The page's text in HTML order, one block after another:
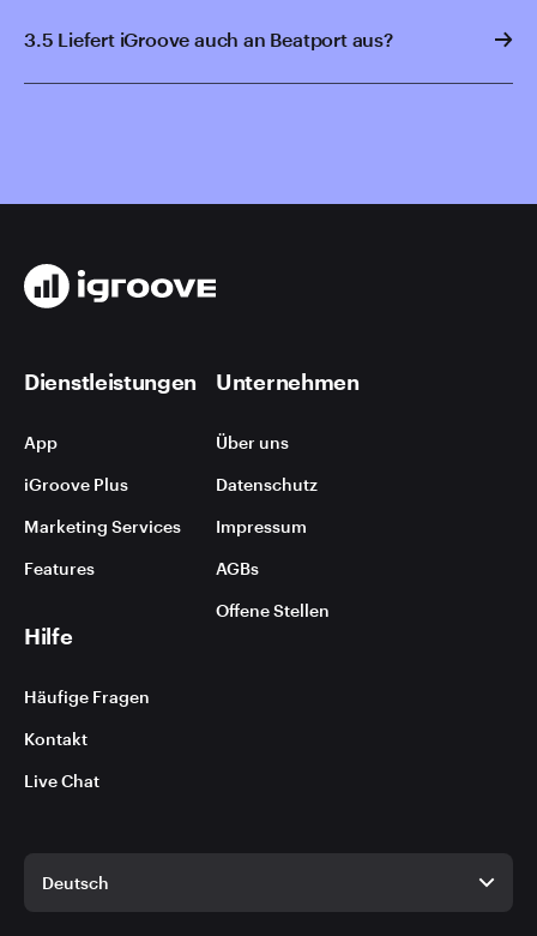
3.5 Liefert iGroove auch an Beatport aus?
Deutsch
Dienstleistungen
App
iGroove Plus
Marketing Services
Features
Unternehmen
Über uns
Datenschutz
Impressum
AGBs
Offene Stellen
Hilfe
Häufige Fragen
Kontakt
Live Chat